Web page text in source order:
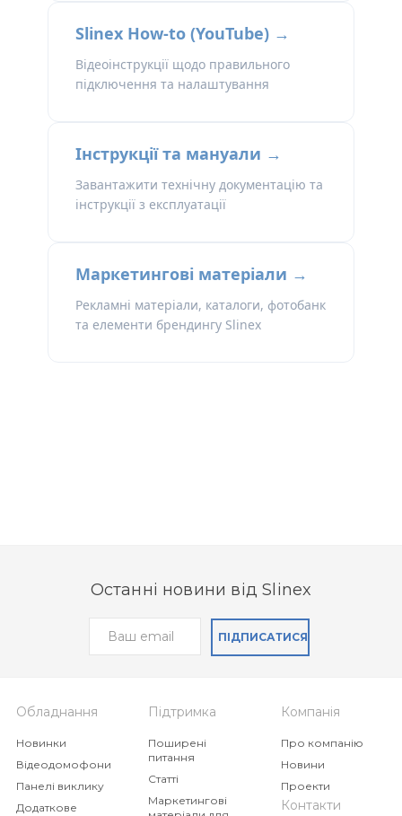
Slinex How-to (YouTube) →
Відеоінструкції щодо правильного
підключення та налаштування
Інструкції та мануали →
Завантажити технічну документацію та
інструкції з експлуатації
Маркетингові матеріали →
Рекламні матеріали, каталоги, фотобанк
та елементи брендингу Slinex
Останні новини від Slinex
ПІДПИСАТИСЯ
Обладнання
Новинки
Відеодомофони
Панелі виклику
Додаткове
Підтримка
Поширені
питання
Статті
Маркетингові
Компанія
Про компанію
Новини
Проекти
Контакти